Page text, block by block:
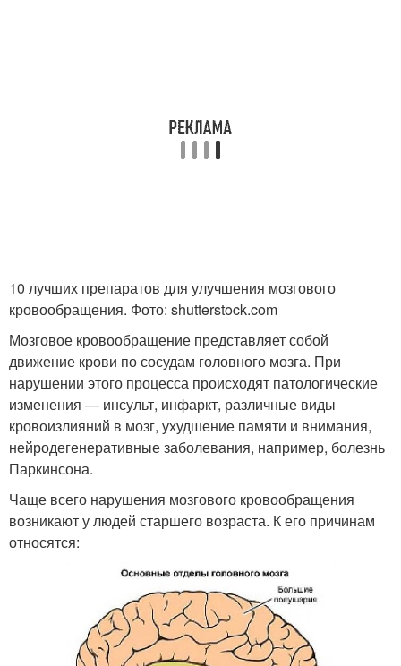
10 лучших препаратов для улучшения мозгового
кровообращения. Фото: shutterstock.com
Мозговое кровообращение представляет собой
движение крови по сосудам головного мозга. При
нарушении этого процесса происходят патологические
изменения — инсульт, инфаркт, различные виды
кровоизлияний в мозг, ухудшение памяти и внимания,
нейродегенеративные заболевания, например, болезнь
Паркинсона.
Чаще всего нарушения мозгового кровообращения
возникают у людей старшего возраста. К его причинам
относятся: